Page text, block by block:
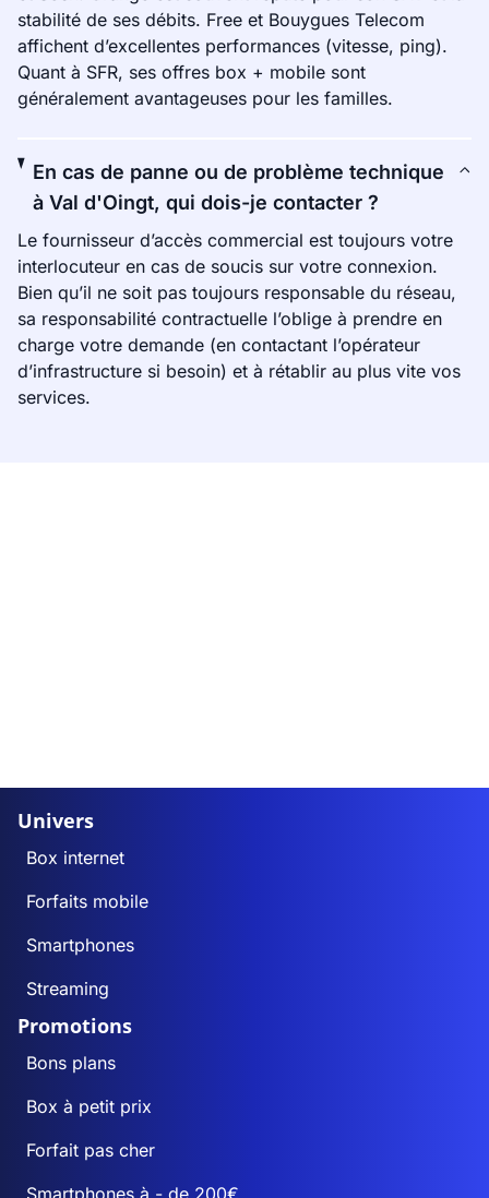
stabilité de ses débits. Free et Bouygues Telecom
affichent d’excellentes performances (vitesse, ping).
Quant à SFR, ses offres box + mobile sont
généralement avantageuses pour les familles.
En cas de panne ou de problème technique
à Val d'Oingt, qui dois-je contacter ?
Le fournisseur d’accès commercial est toujours votre
interlocuteur en cas de soucis sur votre connexion.
Bien qu’il ne soit pas toujours responsable du réseau,
sa responsabilité contractuelle l’oblige à prendre en
charge votre demande (en contactant l’opérateur
d’infrastructure si besoin) et à rétablir au plus vite vos
services.
Univers
Box internet
Forfaits mobile
Smartphones
Streaming
Promotions
Bons plans
Box à petit prix
Forfait pas cher
Smartphones à - de 200€